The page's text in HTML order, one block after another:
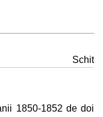
Schit
1850-1852 de doi